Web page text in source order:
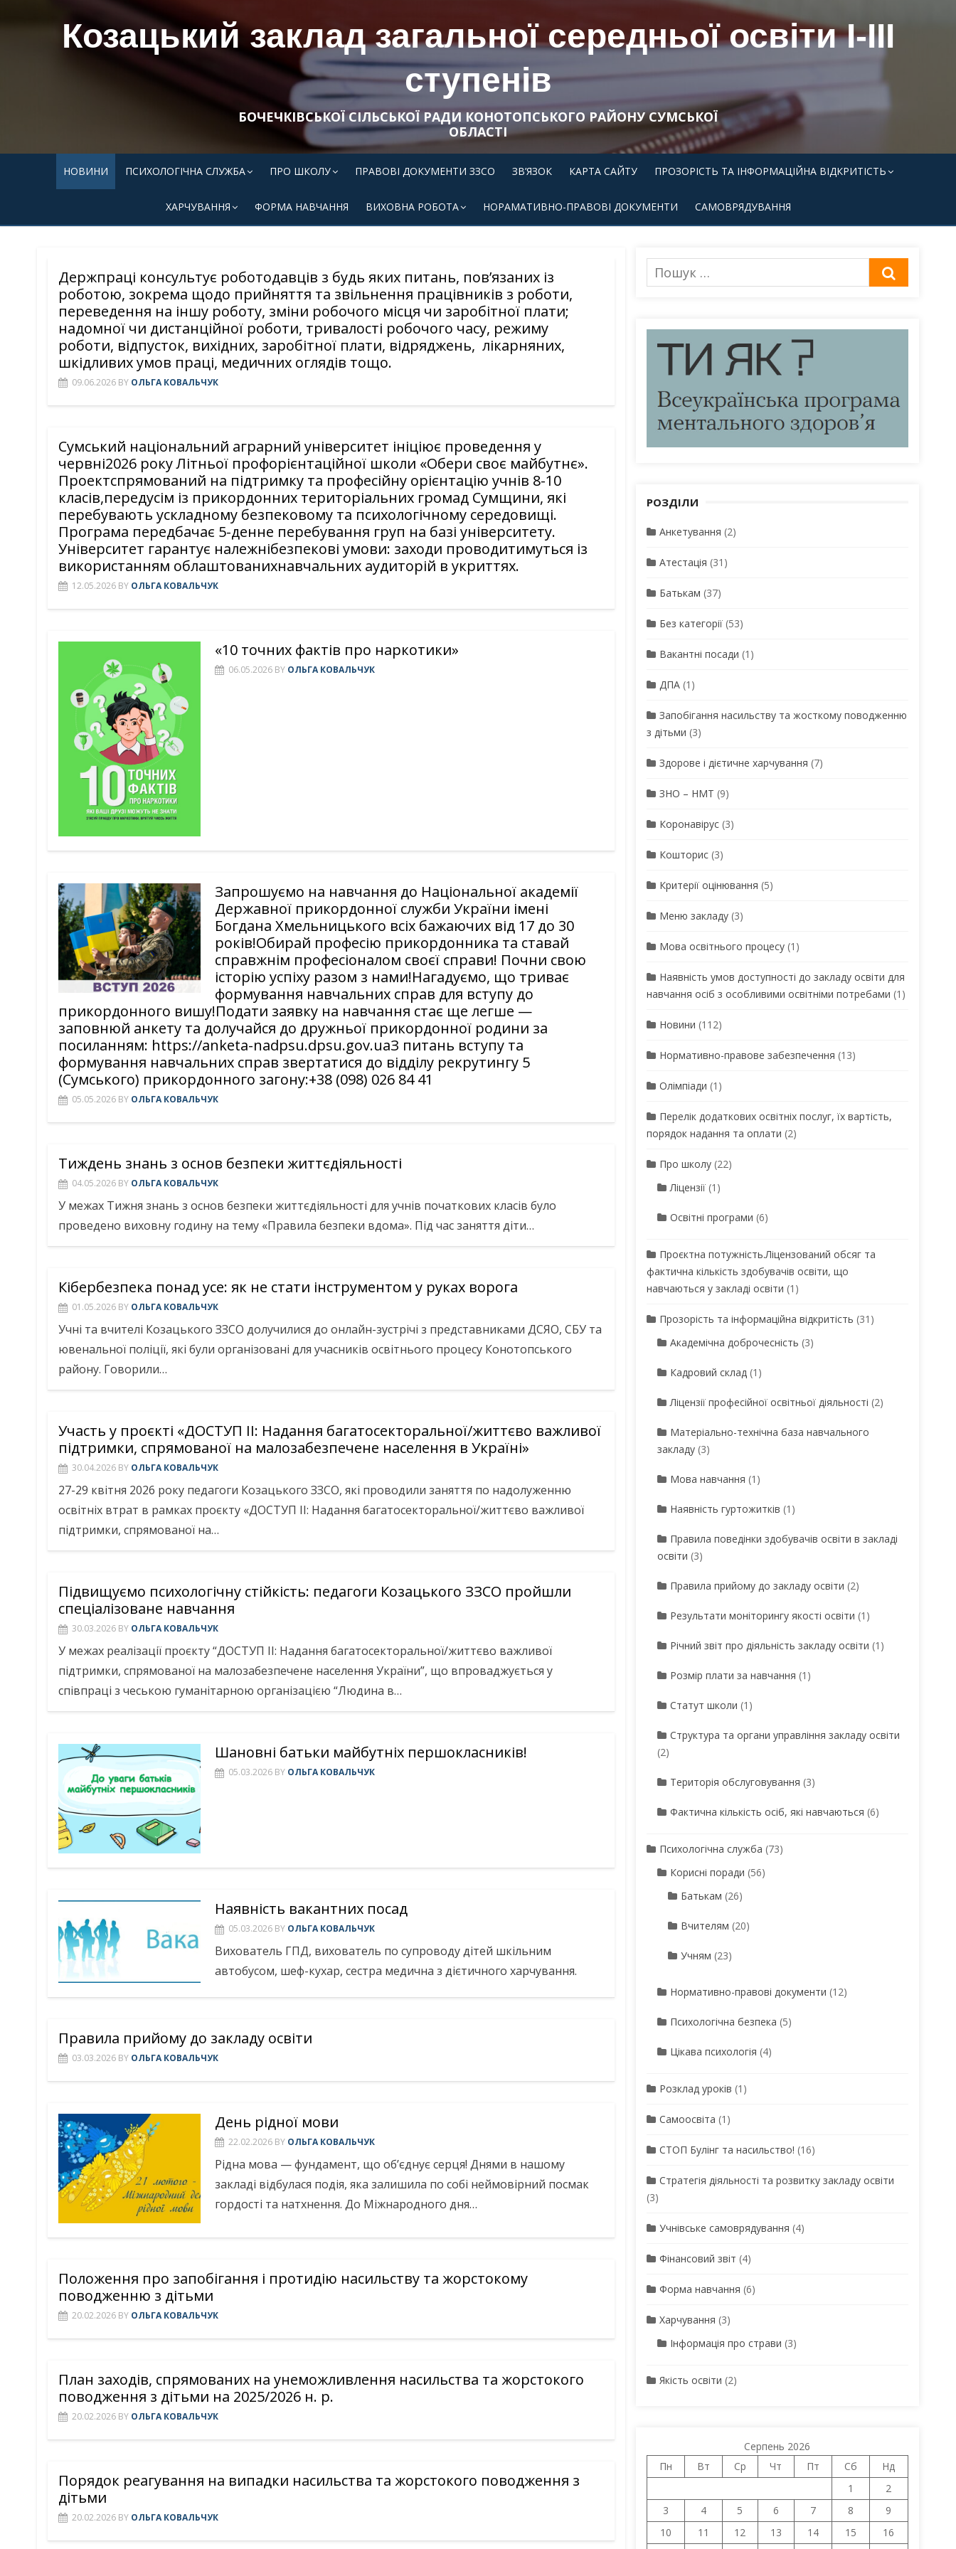
Козацький заклад загальної середньої освіти І-ІІІ
ступенів
БОЧЕЧКІВСЬКОЇ СІЛЬСЬКОЇ РАДИ КОНОТОПСЬКОГО РАЙОНУ СУМСЬКОЇ
ОБЛАСТІ
НОВИНИ ПСИХОЛОГІЧНА СЛУЖБА ПРО ШКОЛУ ПРАВОВІ ДОКУМЕНТИ ЗЗСО ЗВ’ЯЗОК КАРТА САЙТУ ПРОЗОРІСТЬ ТА ІНФОРМАЦІЙНА ВІДКРИТІСТЬ
ХАРЧУВАННЯ ФОРМА НАВЧАННЯ ВИХОВНА РОБОТА НОРАМАТИВНО-ПРАВОВІ ДОКУМЕНТИ САМОВРЯДУВАННЯ
Держпраці консультує роботодавців з будь яких питань, пов’язаних із
роботою, зокрема щодо прийняття та звільнення працівників з роботи,
переведення на іншу роботу, зміни робочого місця чи заробітної плати;
надомної чи дистанційної роботи, тривалості робочого часу, режиму
роботи, відпусток, вихідних, заробітної плати, відряджень, лікарняних,
шкідливих умов праці, медичних оглядів тощо.
09.06.2026 BY ОЛЬГА КОВАЛЬЧУК
Сумський національний аграрний університет ініціює проведення у
червні2026 року Літньої профорієнтаційної школи «Обери своє майбутнє».
Проектспрямований на підтримку та професійну орієнтацію учнів 8-10
класів,передусім із прикордонних територіальних громад Сумщини, які
перебувають ускладному безпековому та психологічному середовищі.
Програма передбачає 5-денне перебування груп на базі університету.
Університет гарантує належнібезпекові умови: заходи проводитимуться із
використанням облаштованихнавчальних аудиторій в укриттях.
12.05.2026 BY ОЛЬГА КОВАЛЬЧУК
«10 точних фактів про наркотики»
06.05.2026 BY ОЛЬГА КОВАЛЬЧУК
Запрошуємо на навчання до Національної академії
Державної прикордонної служби України імені
Богдана Хмельницького всіх бажаючих від 17 до 30
років!Обирай професію прикордонника та ставай
справжнім професіоналом своєї справи! Почни свою
історію успіху разом з нами!Нагадуємо, що триває
формування навчальних справ для вступу до
прикордонного вишу!Подати заявку на навчання стає ще легше —
заповнюй анкету та долучайся до дружньої прикордонної родини за
посиланням: https://anketa-nadpsu.dpsu.gov.uaЗ питань вступу та
формування навчальних справ звертатися до відділу рекрутингу 5
(Сумського) прикордонного загону:+38 (098) 026 84 41
05.05.2026 BY ОЛЬГА КОВАЛЬЧУК
Тиждень знань з основ безпеки життєдіяльності
04.05.2026 BY ОЛЬГА КОВАЛЬЧУК
У межах Тижня знань з основ безпеки життєдіяльності для учнів початкових класів було
проведено виховну годину на тему «Правила безпеки вдома». Під час заняття діти…
Кібербезпека понад усе: як не стати інструментом у руках ворога
01.05.2026 BY ОЛЬГА КОВАЛЬЧУК
Учні та вчителі Козацького ЗЗСО долучилися до онлайн-зустрічі з представниками ДСЯО, СБУ та
ювенальної поліції, які були організовані для учасників освітнього процесу Конотопського
району. Говорили…
Участь у проєкті «ДОСТУП ІІ: Надання багатосекторальної/життєво важливої
підтримки, спрямованої на малозабезпечене населення в Україні»
30.04.2026 BY ОЛЬГА КОВАЛЬЧУК
27-29 квітня 2026 року педагоги Козацького ЗЗСО, які проводили заняття по надолуженню
освітніх втрат в рамках проєкту «ДОСТУП ІІ: Надання багатосекторальної/життєво важливої
підтримки, спрямованої на…
Підвищуємо психологічну стійкість: педагоги Козацького ЗЗСО пройшли
спеціалізоване навчання
30.03.2026 BY ОЛЬГА КОВАЛЬЧУК
У межах реалізації проєкту “ДОСТУП ІІ: Надання багатосекторальної/життєво важливої
підтримки, спрямованої на малозабезпечене населення України”, що впроваджується у
співпраці з чеською гуманітарною організацією “Людина в…
Шановні батьки майбутніх першокласників!
05.03.2026 BY ОЛЬГА КОВАЛЬЧУК
Наявність вакантних посад
05.03.2026 BY ОЛЬГА КОВАЛЬЧУК
Вихователь ГПД, вихователь по супроводу дітей шкільним
автобусом, шеф-кухар, сестра медична з дієтичного харчування.
Правила прийому до закладу освіти
03.03.2026 BY ОЛЬГА КОВАЛЬЧУК
День рідної мови
22.02.2026 BY ОЛЬГА КОВАЛЬЧУК
Рідна мова — фундамент, що об’єднує серця! Днями в нашому
закладі відбулася подія, яка залишила по собі неймовірний посмак
гордості та натхнення. До Міжнародного дня…
Положення про запобігання і протидію насильству та жорстокому
поводженню з дітьми
20.02.2026 BY ОЛЬГА КОВАЛЬЧУК
План заходів, спрямованих на унеможливлення насильства та жорстокого
поводження з дітьми на 2025/2026 н. р.
20.02.2026 BY ОЛЬГА КОВАЛЬЧУК
Порядок реагування на випадки насильства та жорстокого поводження з
дітьми
20.02.2026 BY ОЛЬГА КОВАЛЬЧУК
Пошук
для:
РОЗДІЛИ
Анкетування (2)
Атестація (31)
Батькам (37)
Без категорії(53)
Вакантні посади (1)
ДПА(1)
Запобігання насильству та жосткому поводженню
з дітьми (3)
Здорове і дієтичне харчування (7)
ЗНО – НМТ (9)
Коронавірус(3)
Кошторис(3)
Критерії оцінювання (5)
Меню закладу(3)
Мова освітнього процесу(1)
Наявність умов доступності до закладу освіти для
навчання осіб з особливими освітніми потребами (1)
Новини (112)
Нормативно-правове забезпечення (13)
Олімпіади (1)
Перелік додаткових освітніх послуг, їх вартість,
порядок надання та оплати (2)
Про школу(22)
Ліцензії(1)
Освітні програми (6)
Проєктна потужність.Ліцензований обсяг та
фактична кількість здобувачів освіти, що
навчаються у закладі освіти (1)
Прозорість та інформаційна відкритість (31)
Академічна доброчесність (3)
Кадровий склад(1)
Ліцензії професійної освітньої діяльності (2)
Матеріально-технічна база навчального
закладу(3)
Мова навчання (1)
Наявність гуртожитків (1)
Правила поведінки здобувачів освіти в закладі
освіти (3)
Правила прийому до закладу освіти (2)
Результати моніторингу якості освіти (1)
Річний звіт про діяльність закладу освіти (1)
Розмір плати за навчання (1)
Статут школи (1)
Структура та органи управління закладу освіти
(2)
Територія обслуговування (3)
Фактична кількість осіб, які навчаються (6)
Психологічна служба (73)
Корисні поради (56)
Батькам (26)
Вчителям (20)
Учням (23)
Нормативно-правові документи (12)
Психологічна безпека (5)
Цікава психологія (4)
Розклад уроків (1)
Самоосвіта (1)
СТОП Булінг та насильство! (16)
Стратегія діяльності та розвитку закладу освіти
(3)
Учнівське самоврядування (4)
Фінансовий звіт (4)
Форма навчання (6)
Харчування (3)
Інформація про страви (3)
Якість освіти (2)
Серпень 2026
Пн
Вт Ср Чт Пт Сб
Нд
1
2
3
4 5 6 7 8
9
10
11 12 13 14 15
16